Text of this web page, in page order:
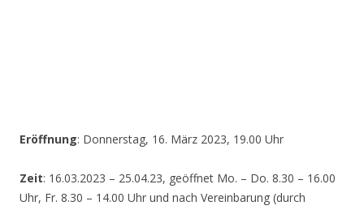
Eröffnung: Donnerstag, 16. März 2023, 19.00 Uhr
Zeit: 16.03.2023 – 25.04.23, geöffnet Mo. – Do. 8.30 – 16.00
Uhr, Fr. 8.30 – 14.00 Uhr und nach Vereinbarung (durch